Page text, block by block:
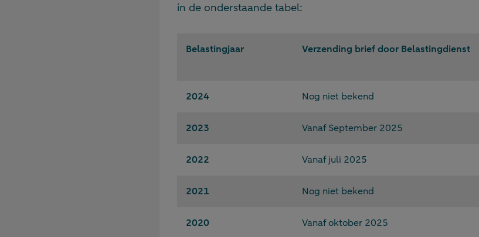
in de onderstaande tabel:
Belastingjaar Verzending brief door Belastingdienst
2024 Nog niet bekend
2023 Vanaf September 2025
2022 Vanaf juli 2025
2021 Nog niet bekend
2020 Vanaf oktober 2025